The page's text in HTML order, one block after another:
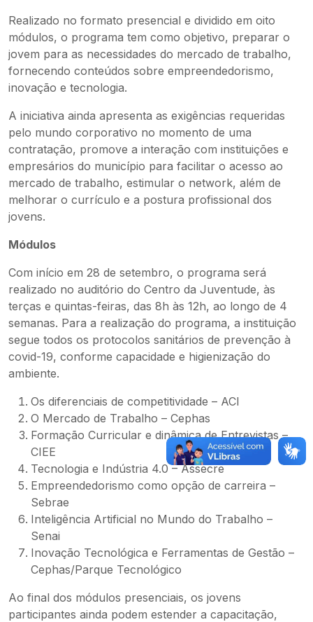
Realizado no formato presencial e dividido em oito
módulos, o programa tem como objetivo, preparar o
jovem para as necessidades do mercado de trabalho,
fornecendo conteúdos sobre empreendedorismo,
inovação e tecnologia.
A iniciativa ainda apresenta as exigências requeridas
pelo mundo corporativo no momento de uma
contratação, promove a interação com instituições e
empresários do município para facilitar o acesso ao
mercado de trabalho, estimular o network, além de
melhorar o currículo e a postura profissional dos
jovens.
Módulos
Com início em 28 de setembro, o programa será
realizado no auditório do Centro da Juventude, às
terças e quintas-feiras, das 8h às 12h, ao longo de 4
semanas. Para a realização do programa, a instituição
segue todos os protocolos sanitários de prevenção à
covid-19, conforme capacidade e higienização do
ambiente.
Os diferenciais de competitividade – ACI
O Mercado de Trabalho – Cephas
Formação Curricular e dinâmica de Entrevistas –
CIEE
Tecnologia e Indústria 4.0 – Assecre
Empreendedorismo como opção de carreira –
Sebrae
Inteligência Artificial no Mundo do Trabalho –
Senai
Inovação Tecnológica e Ferramentas de Gestão –
Cephas/Parque Tecnológico
Ao final dos módulos presenciais, os jovens
participantes ainda podem estender a capacitação,